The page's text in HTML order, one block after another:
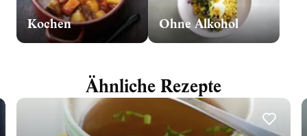
Kochen Ohne Alkohol
Ähnliche Rezepte